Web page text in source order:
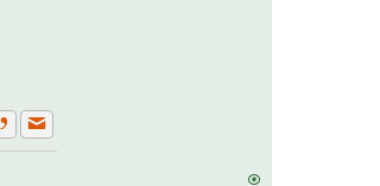
Private Nachricht senden